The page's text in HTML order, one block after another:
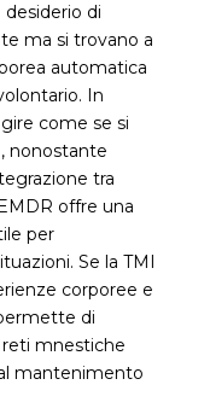
di
ma si trovano a
automatica
In
come se si
nonostante
tra
offre una
per
Se la TMI
corporee e
di
mnestiche
mantenimento